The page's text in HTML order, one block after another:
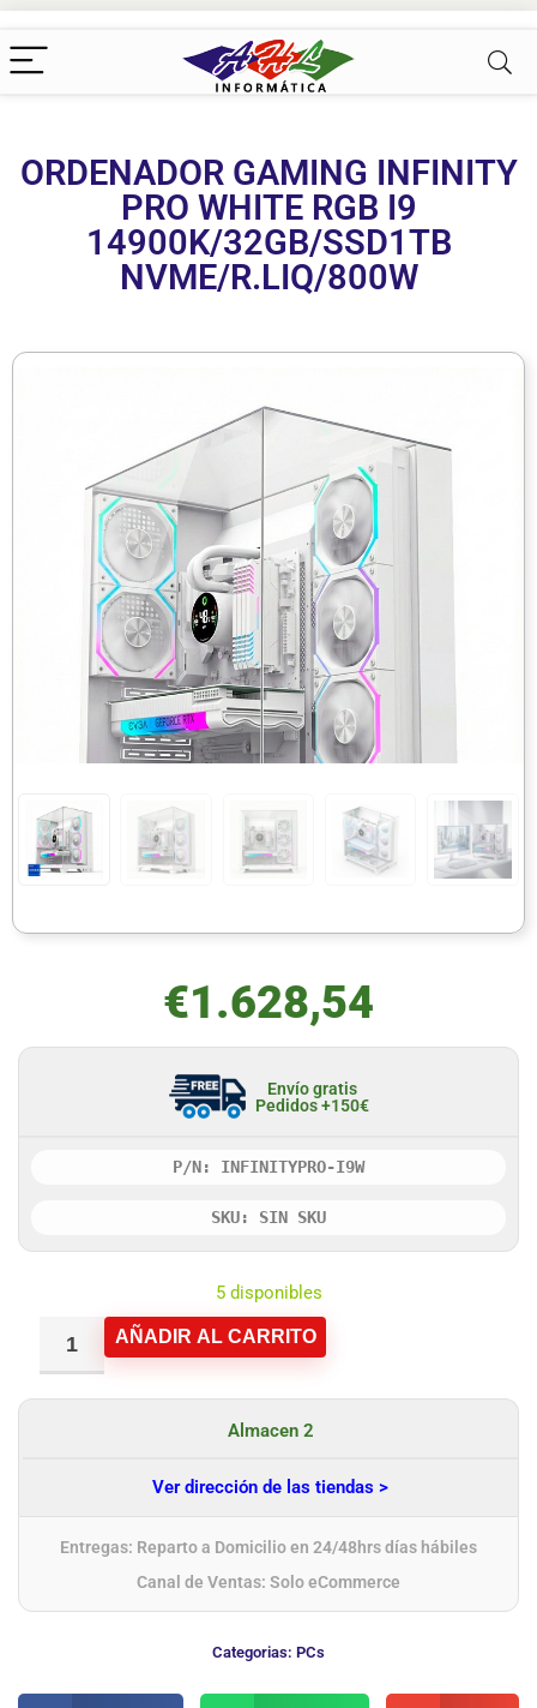
ORDENADOR GAMING INFINITY
PRO WHITE RGB I9
14900K/32GB/SSD1TB
NVME/R.LIQ/800W
€1.628,54
Envío gratis
Pedidos +150€
P/N: INFINITYPRO-I9W
SKU: SIN SKU
5 disponibles
AÑADIR AL CARRITO
Almacen 2
Ver dirección de las tiendas >
Entregas: Reparto a Domicilio en 24/48hrs días hábiles
Canal de Ventas: Solo eCommerce
Categorias: PCs